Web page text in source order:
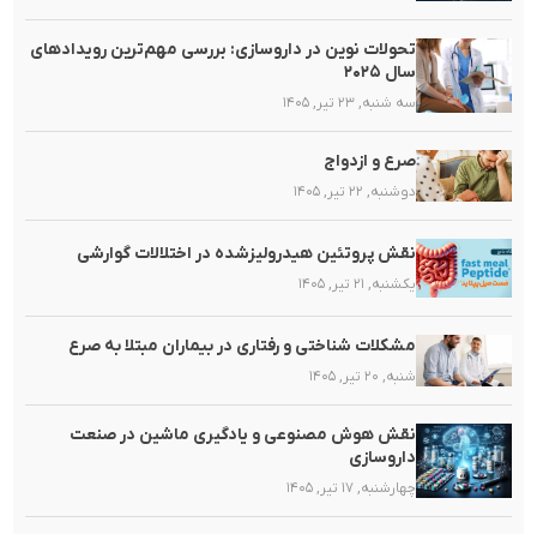
تحولات نوین در داروسازی: بررسی مهم‌ترین رویدادهای
سال ۲۰۲۵
سه شنبه, ۲۳ تیر, ۱۴۰۵
صرع و ازدواج
دوشنبه, ۲۲ تیر, ۱۴۰۵
نقش پروتئین هیدرولیزشده در اختلالات گوارشی
یکشنبه, ۲۱ تیر, ۱۴۰۵
مشکلات شناختی و رفتاری در بیماران مبتلا به صرع
شنبه, ۲۰ تیر, ۱۴۰۵
نقش هوش مصنوعی و یادگیری ماشین در صنعت
داروسازی
چهارشنبه, ۱۷ تیر, ۱۴۰۵